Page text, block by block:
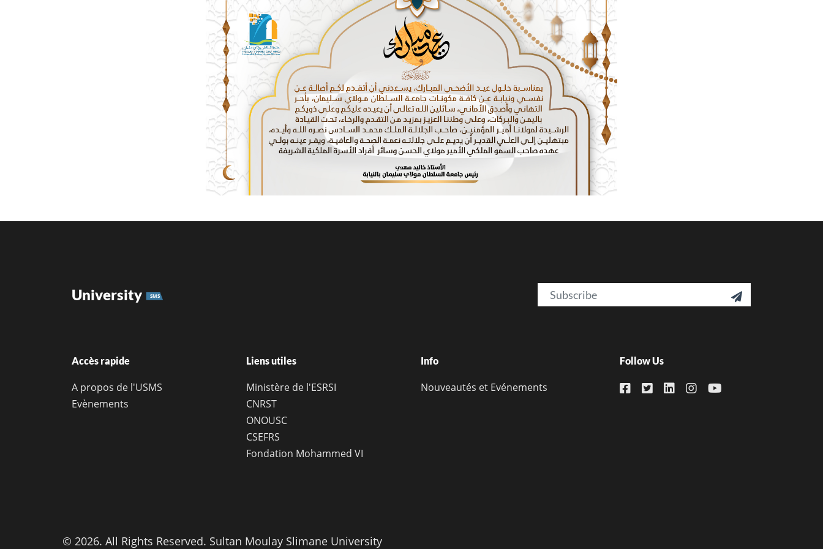
University SMS Email 
Accès rapide
A propos de l'USMS
Evènements
Liens utiles
Ministère de l'ESRSI
CNRST
ONOUSC
CSEFRS
Fondation Mohammed VI
Info
Nouveautés et Evénements
Follow Us
© 2026. All Rights Reserved. Sultan Moulay Slimane University